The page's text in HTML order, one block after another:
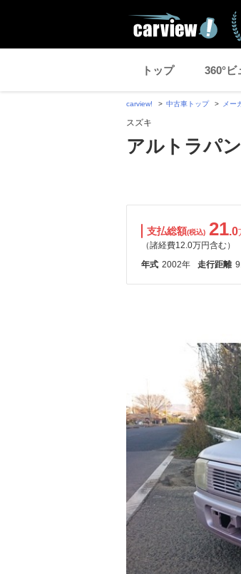
トップ 360°ビ
carview! 中古車トップ メー
スズキ
アルトラパ
支払総額(税込) 21.0
（諸経費12.0万円含む）
年式 2002年 走行距離